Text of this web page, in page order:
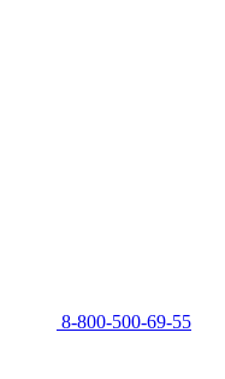
8-800-500-69-55